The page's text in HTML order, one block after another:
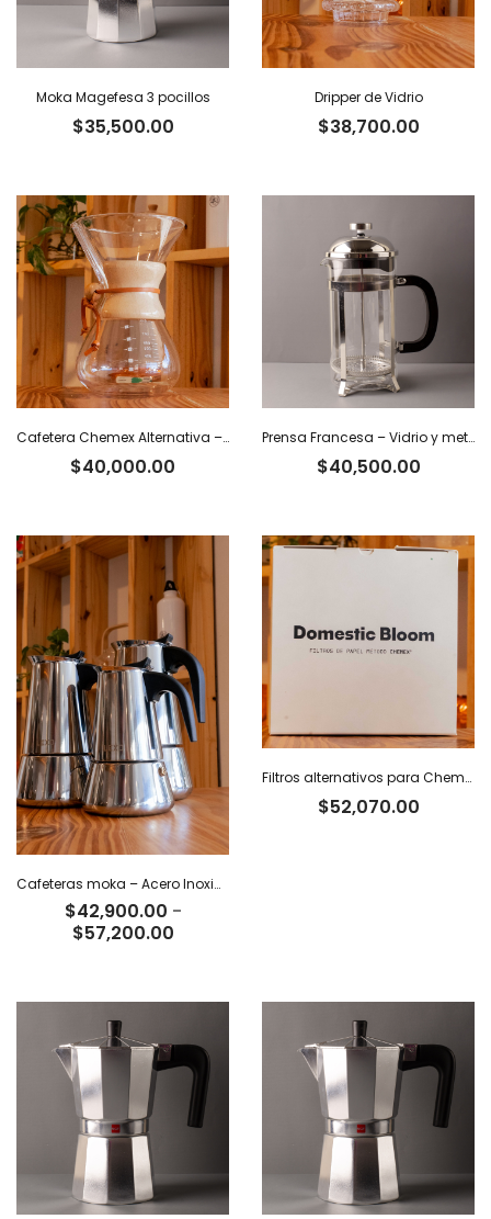
Moka Magefesa 3 pocillos
$35,500.00
Dripper de Vidrio
$38,700.00
Cafetera Chemex Alternativa – 800 ml
$40,000.00
Prensa Francesa – Vidrio y metal. 1 L
$40,500.00
Cafeteras moka – Acero Inoxidable
$42,900.00 -
$57,200.00Rango
desde
hasta
$57,200.00
Filtros alternativos para Chemex x 100 u.
$52,070.00